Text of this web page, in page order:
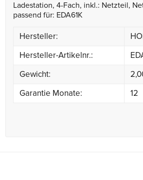
Ladestation, 4-Fach, inkl.: Netzteil,
passend für: EDA61K
Hersteller:
Hersteller-Artikelnr.:
Gewicht:
Garantie Monate:
12